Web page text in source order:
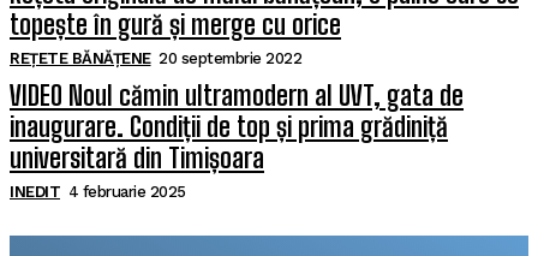
topește în gură și merge cu orice
REȚETE BĂNĂȚENE 20 septembrie 2022
VIDEO Noul cămin ultramodern al UVT, gata de
inaugurare. Condiții de top și prima grădiniță
universitară din Timișoara
INEDIT 4 februarie 2025